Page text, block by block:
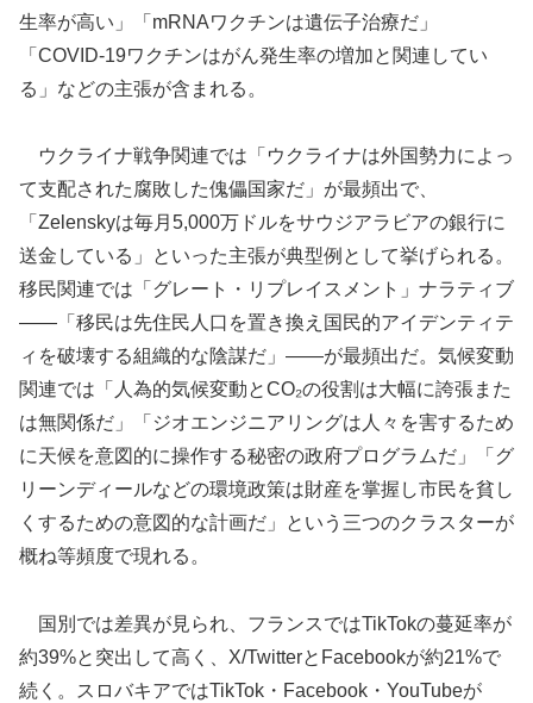
生率が高い」「mRNAワクチンは遺伝子治療だ」
「COVID-19ワクチンはがん発生率の増加と関連してい
る」などの主張が含まれる。
ウクライナ戦争関連では「ウクライナは外国勢力によっ
て支配された腐敗した傀儡国家だ」が最頻出で、
「Zelenskyは毎月5,000万ドルをサウジアラビアの銀行に
送金している」といった主張が典型例として挙げられる。
移民関連では「グレート・リプレイスメント」ナラティブ
——「移民は先住民人口を置き換え国民的アイデンティテ
ィを破壊する組織的な陰謀だ」——が最頻出だ。気候変動
関連では「人為的気候変動とCO₂の役割は大幅に誇張また
は無関係だ」「ジオエンジニアリングは人々を害するため
に天候を意図的に操作する秘密の政府プログラムだ」「グ
リーンディールなどの環境政策は財産を掌握し市民を貧し
くするための意図的な計画だ」という三つのクラスターが
概ね等頻度で現れる。
国別では差異が見られ、フランスではTikTokの蔓延率が
約39%と突出して高く、X/TwitterとFacebookが約21%で
続く。スロバキアではTikTok・Facebook・YouTubeが